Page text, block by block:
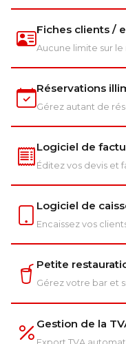
Fiches clients /
Aucune limite sur
Réservations
Gérez autant de
Logiciel de
Éditez vos devis et
Logiciel de
Encaissez vos
Petite
Gérez votre bar et
Gestion de la
Export TVA